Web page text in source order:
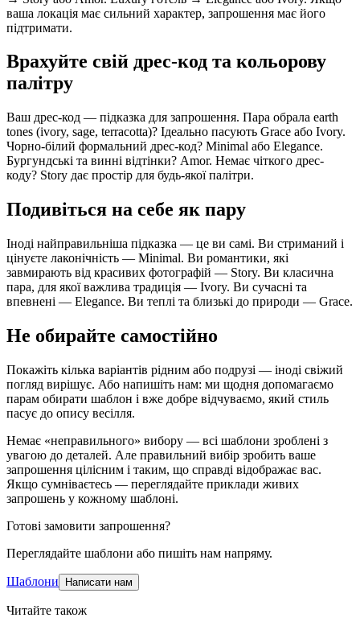
ваша локація має сильний характер, запрошення має його
підтримати.
Врахуйте свій дрес-код та кольорову
палітру
Ваш дрес-код — підказка для запрошення. Пара обрала earth
tones (ivory, sage, terracotta)? Ідеально пасують Grace або Ivory.
Чорно-білий формальний дрес-код? Minimal або Elegance.
Бургундські та винні відтінки? Amor. Немає чіткого дрес-
коду? Story дає простір для будь-якої палітри.
Подивіться на себе як пару
Іноді найправильніша підказка — це ви самі. Ви стриманий і
цінуєте лаконічність — Minimal. Ви романтики, які
завмирають від красивих фотографій — Story. Ви класична
пара, для якої важлива традиція — Ivory. Ви сучасні та
впевнені — Elegance. Ви теплі та близькі до природи — Grace.
Не обирайте самостійно
Покажіть кілька варіантів рідним або подрузі — іноді свіжий
погляд вирішує. Або напишіть нам: ми щодня допомагаємо
парам обирати шаблон і вже добре відчуваємо, який стиль
пасує до опису весілля.
Немає «неправильного» вибору — всі шаблони зроблені з
увагою до деталей. Але правильний вибір зробить ваше
запрошення цілісним і таким, що справді відображає вас.
Якщо сумніваєтесь — переглядайте приклади живих
запрошень у кожному шаблоні.
Готові замовити запрошення?
Переглядайте шаблони або пишіть нам напряму.
Шаблони Написати нам
Читайте також